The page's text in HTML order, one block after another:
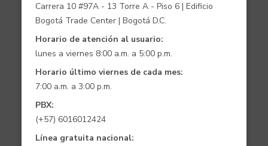
Carrera 10 #97A - 13 Torre A - Piso 6 | Edificio
Bogotá Trade Center | Bogotá D.C.
Horario de atención al usuario:
lunes a viernes 8:00 a.m. a 5:00 p.m.
Horario último viernes de cada mes:
7:00 a.m. a 3:00 p.m.
PBX:
(+57) 6016012424
Línea gratuita nacional: